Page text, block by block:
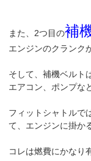
また、2つ目の補
エンジンのクランク
そして、補機ベルト
エアコン、ポンプな
フィットシャトルで
て、エンジンに掛か
コレは燃費にかなり